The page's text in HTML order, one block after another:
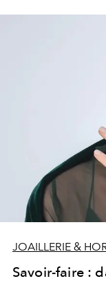
JOAILLERIE &
Savoir-faire :